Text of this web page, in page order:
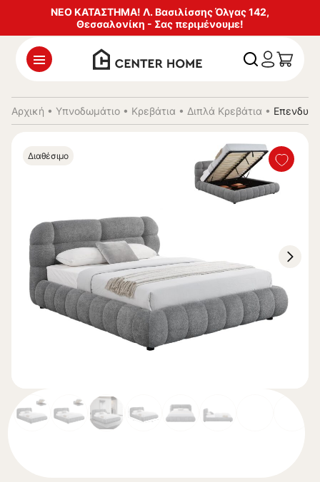
ΝΕΟ ΚΑΤΑΣΤΗΜΑ! Λ. Βασιλίσσης Όλγας 142,
Θεσσαλονίκη - Σας περιμένουμε!
Αρχική • Υπνοδωμάτιο • Κρεβάτια • Διπλά Κρεβάτια •
Διαθέσιμο